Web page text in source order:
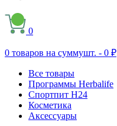
0
0 товаров на суммушт. - 0 ₽
Все товары
Программы Herbalife
Спортпит H24
Косметика
Аксессуары